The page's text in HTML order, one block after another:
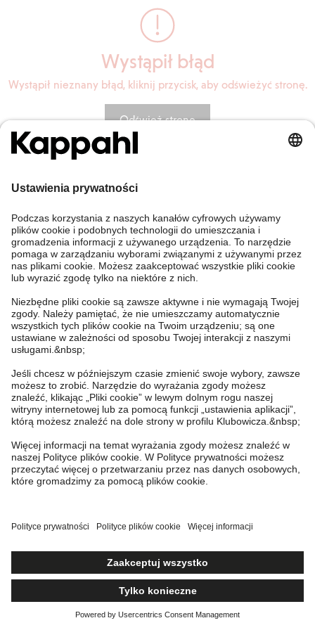
Wystąpił błąd
Wystąpił nieznany błąd, kliknij przycisk, aby odświeżyć stronę.
Odśwież stronę